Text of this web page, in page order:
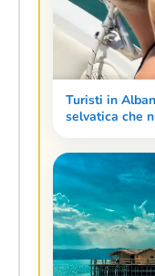
Turisti in
selvatica che